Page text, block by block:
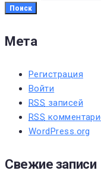
Поиск
Мета
Регистрация
Войти
RSS записей
RSS
WordPress.org
Свежие записи